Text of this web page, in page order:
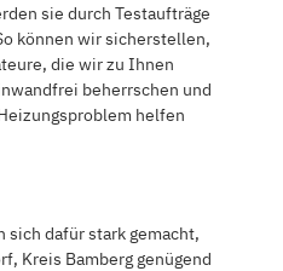
sie durch Testaufträge
können wir sicherstellen,
die wir zu Ihnen
beherrschen und
helfen
sich dafür stark gemacht,
Kreis Bamberg genügend